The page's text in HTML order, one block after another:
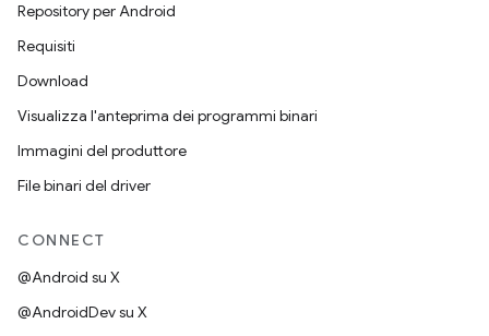
Repository per Android
Requisiti
Download
Visualizza l'anteprima dei programmi binari
Immagini del produttore
File binari del driver
CONNECT
@Android su X
@AndroidDev su X